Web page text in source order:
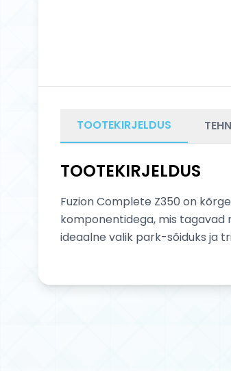
TOOTEKIRJELDUS
TOOTEKIRJELDUS
Fuzion Complete Z350 on
komponentidega, mis tagavad
ideaalne valik park-sõiduks ja